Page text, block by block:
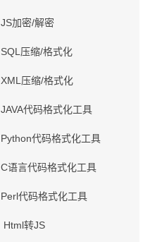
JS加密/解密
SQL压缩/格式化
XML压缩/格式化
JAVA代码格式化工具
Python代码格式化工具
C语言代码格式化工具
Perl代码格式化工具
Html转JS